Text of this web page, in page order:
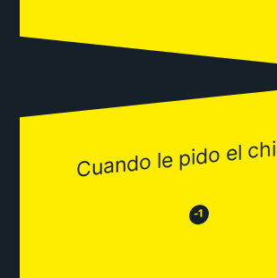
Cuando le pido el
😒 -1 😂